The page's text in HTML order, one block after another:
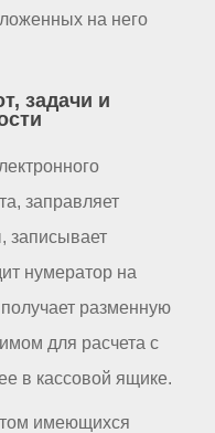
на него
задачи и
заправляет
записывает
нумератор на
разменную
для расчета с
в кассовой ящике.
имеющихся